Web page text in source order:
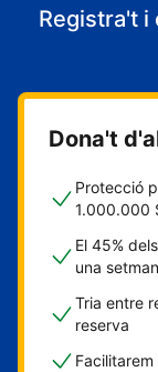
Registra't i
Dona't
Protecció
1.000.000
El 45%
una
Tria entre
reserva